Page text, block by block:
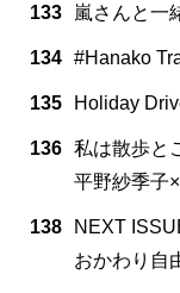
133 嵐さんと一
134 #Hanako
135 Holiday
136 私は散歩と
平野紗季子
138
NEXT
おかわり自